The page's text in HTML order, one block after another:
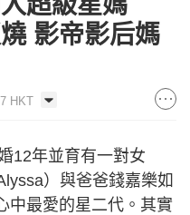
影帝影后媽
HKT
12年並育有一對女
）與爸爸錢嘉樂如
中最愛的星二代。其實